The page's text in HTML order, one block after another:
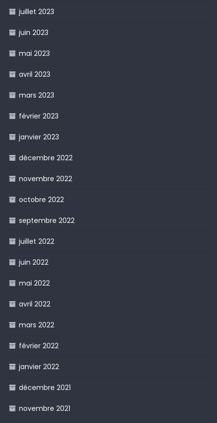
juillet 2023
juin 2023
mai 2023
avril 2023
mars 2023
février 2023
janvier 2023
décembre 2022
novembre 2022
octobre 2022
septembre 2022
juillet 2022
juin 2022
mai 2022
avril 2022
mars 2022
février 2022
janvier 2022
décembre 2021
novembre 2021